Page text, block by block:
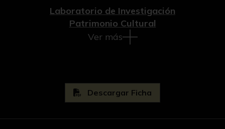
Laboratorio de Investigación
Patrimonio Cultural
Ver más
Descargar Ficha